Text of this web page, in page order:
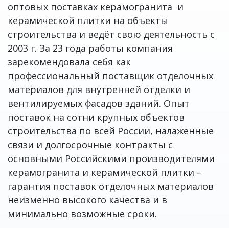
оптовых поставках керамогранита и
керамической плитки на объекты
строительства и ведёт свою деятельность с
2003 г. За 23 года работы компания
зарекомендовала себя как
профессиональный поставщик отделочных
материалов для внутренней отделки и
вентилируемых фасадов зданий. Опыт
поставок на сотни крупных объектов
строительства по всей России, налаженные
связи и долгосрочные контракты с
основными Российскими производителями
керамогранита и керамической плитки –
гарантия поставок отделочных материалов
неизменно высокого качества и в
минимально возможные сроки.